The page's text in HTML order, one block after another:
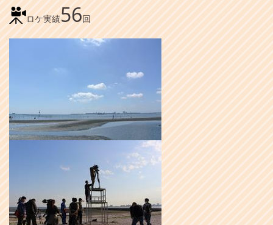
ロケ実績56回